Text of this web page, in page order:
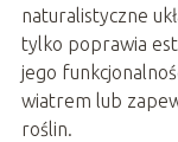
naturalistyczne
tylko poprawia
jego
wiatrem lub
roślin.